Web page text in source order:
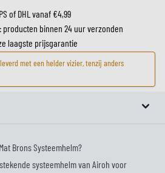
of DHL vanaf €4,99
binnen 24 uur verzonden
laagste prijsgarantie
met een helder vizier, tenzij anders
Brons Systeemhelm?
systeemhelm van Airoh voor